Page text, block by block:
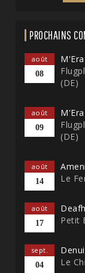
PROCHAINS
août
08
(DE)
août
09
(DE)
août
14
Le
août
17
Petit
sept.
04
Le